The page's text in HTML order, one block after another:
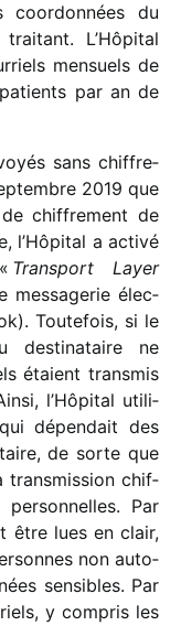
du
L’Hôpital
mensuels de
par an de
sans chif­fre­
2019 que
chif­fre­ment de
l’Hôpital a activé
Transport Layer
messa­ge­rie élec­
Toutefois, si le
desti­na­taire ne
étaient trans­mis
l’Hôpital utili­
dépen­dait des
de sorte que
trans­mis­sion chif­
Par
être lues en clair,
non auto­
sensibles. Par
y compris les